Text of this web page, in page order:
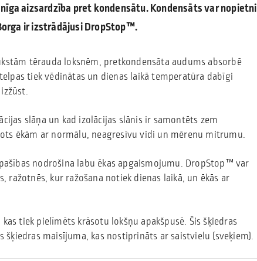
aizsardzība pret kondensātu. Kondensāts var nopietni
ir izstrādājusi DropStop™.
tērauda loksnēm, pretkondensāta audums absorbē
tiek vēdinātas un dienas laikā temperatūra dabīgi
slāņa un kad izolācijas slānis ir samontēts zem
ēkām ar normālu, neagresīvu vidi un mērenu mitrumu.
nodrošina labu ēkas apgaismojumu. DropStop™ var
ražotnēs, kur ražošana notiek dienas laikā, un ēkās ar
tiek pielīmēts krāsotu lokšņu apakšpusē. Šis šķiedras
šķiedras maisījuma, kas nostiprināts ar saistvielu (sveķiem).